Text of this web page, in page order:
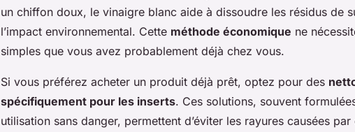
un chiffon doux, le vinaigre blanc aide à dissoudre les résidus de
l’impact environnemental. Cette méthode économique ne
simples que vous avez probablement déjà chez vous.
Si vous préférez acheter un produit déjà prêt, optez pour des
spécifiquement pour les inserts. Ces solutions, souvent
utilisation sans danger, permettent d’éviter les rayures causées